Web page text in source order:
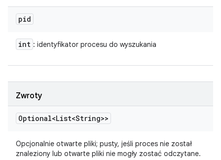
pid
int : identyfikator procesu do wyszukania
Zwroty
Optional<List<String>>
Opcjonalnie otwarte pliki; pusty, jeśli proces nie został
znaleziony lub otwarte pliki nie mogły zostać odczytane.